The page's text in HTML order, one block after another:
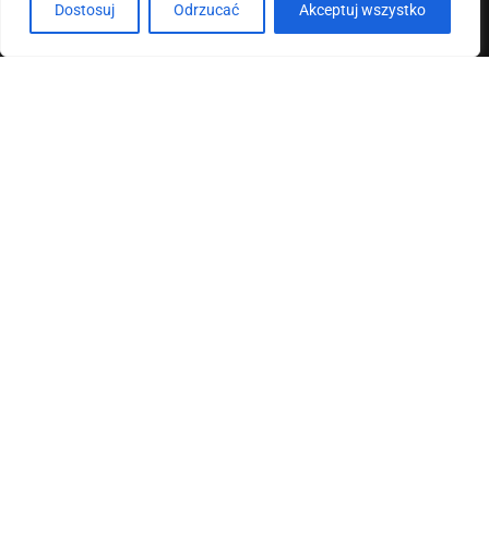
Dostosuj Odrzucać Akceptuj wszystko
Regulamin strony internetowej i pliki cookies